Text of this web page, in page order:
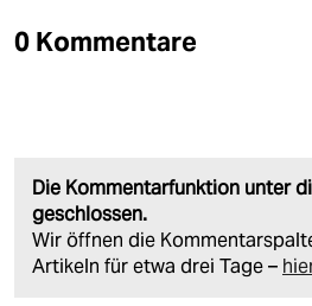
0 Kommentare
Die Kommentarfunktion unter
geschlossen.
Wir öffnen die
Artikeln für etwa drei Tage –